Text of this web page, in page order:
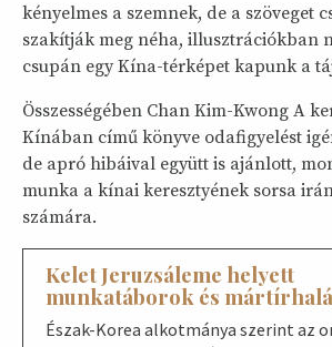
kényelmes a szemnek, de a szöveget
szakítják meg néha, illusztrációkban
csupán egy Kína-térképet kapunk a
Összességében Chan Kim-Kwong A
Kínában című könyve odafigyelést
de apró hibáival együtt is ajánlott,
munka a kínai keresztyének sorsa
számára.
Kelet Jeruzsáleme helyett
munkatáborok és
Észak-Korea alkotmánya szerint az